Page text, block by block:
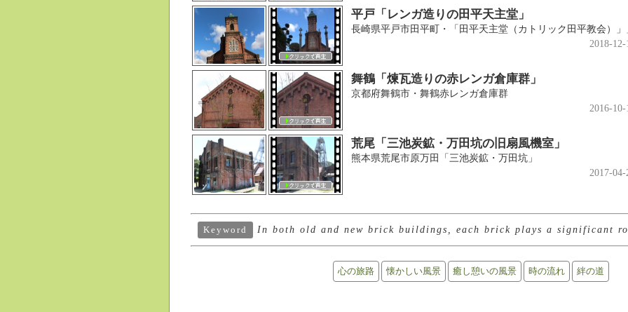
平戸「レンガ造りの田平天主堂」
長崎県平戸市田平町・「田平天主堂（カトリック田平教会）」
2018-12-
舞鶴「煉瓦造りの赤レンガ倉庫群」
京都府舞鶴市・舞鶴赤レンガ倉庫群
2016-10-
荒尾「三池炭鉱・万田坑の旧扇風機室」
熊本県荒尾市原万田「三池炭鉱・万田坑」
2017-04-
Keyword In both old and new brick buildings, each brick plays a significant
心の旅路 懐かしい風景 癒し憩いの風景 時の流れ 絆の道